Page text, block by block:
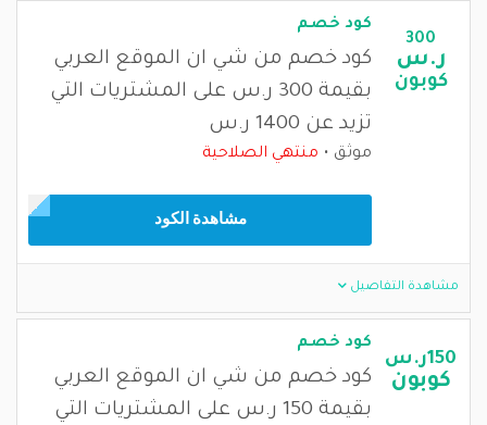
300
ر.س
كوبون
كود خصم
كود خصم من شي ان الموقع العربي
بقيمة 300 ر.س على المشتريات التي
تزيد عن 1400 ر.س
موثق منتهي الصلاحية
مشاهدة الكود
مشاهدة التفاصيل
150ر.س
كوبون
كود خصم
كود خصم من شي ان الموقع العربي
بقيمة 150 ر.س على المشتريات التي